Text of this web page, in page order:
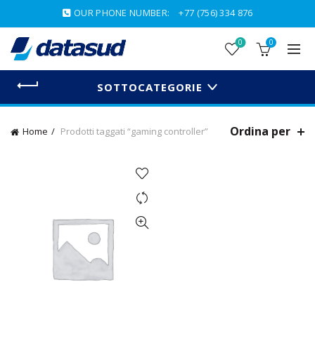
OUR PHONE NUMBER: +77 (756) 334 876
0 0
SOTTOCATEGORIE
Home Prodotti taggati “gaming controller” Ordina per